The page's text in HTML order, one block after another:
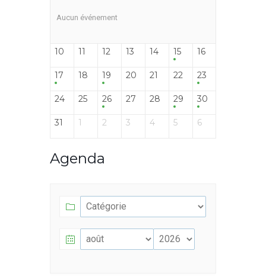
Aucun événement
10 11 12 13 14 15 16
17 18 19 20 21 22 23
24 25 26 27 28 29 30
31 1 2 3 4 5 6
Agenda